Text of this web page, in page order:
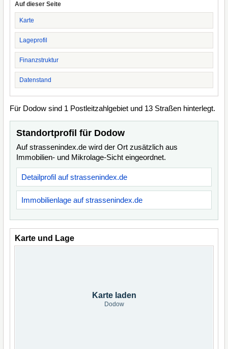
Auf dieser Seite
Karte
Lageprofil
Finanzstruktur
Datenstand
Für Dodow sind 1 Postleitzahlgebiet und 13 Straßen hinterlegt.
Standortprofil für Dodow
Auf strassenindex.de wird der Ort zusätzlich aus
Immobilien- und Mikrolage-Sicht eingeordnet.
Detailprofil auf strassenindex.de
Immobilienlage auf strassenindex.de
Karte und Lage
Karte laden
Dodow